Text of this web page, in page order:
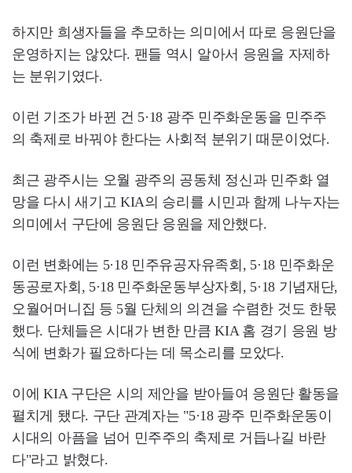
하지만 희생자들을 추모하는 의미에서 따로 응원단을
운영하지는 않았다. 팬들 역시 알아서 응원을 자제하
는 분위기였다.
이런 기조가 바뀐 건 5·18 광주 민주화운동을 민주주
의 축제로 바꿔야 한다는 사회적 분위기 때문이었다.
최근 광주시는 오월 광주의 공동체 정신과 민주화 열
망을 다시 새기고 KIA의 승리를 시민과 함께 나누자는
의미에서 구단에 응원단 응원을 제안했다.
이런 변화에는 5·18 민주유공자유족회, 5·18 민주화운
동공로자회, 5·18 민주화운동부상자회, 5·18 기념재단,
오월어머니집 등 5월 단체의 의견을 수렴한 것도 한몫
했다. 단체들은 시대가 변한 만큼 KIA 홈 경기 응원 방
식에 변화가 필요하다는 데 목소리를 모았다.
이에 KIA 구단은 시의 제안을 받아들여 응원단 활동을
펼치게 됐다. 구단 관계자는 "5·18 광주 민주화운동이
시대의 아픔을 넘어 민주주의 축제로 거듭나길 바란
다"라고 밝혔다.